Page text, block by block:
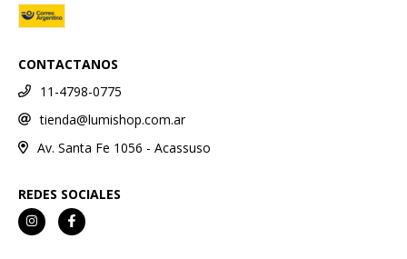
CONTACTANOS
11-4798-0775
tienda@lumishop.com.ar
Av. Santa Fe 1056 - Acassuso
REDES SOCIALES